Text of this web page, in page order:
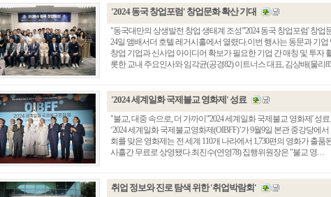
'2024 동국 창업포럼' 창업문화 확산 기대
"동국대만의 상생발전 창업 생태계 조성"'2024 동국 창업포럼' 창업
24일 앰배서더 호텔 레거시홀에서 열렸다.이번 행사는 동문과 기
창업 기업과 신사업 아이디어 확보가 필요한 기업 간 매칭 및 투자
롯한 교내 주요인사와 임각균(공경82) 이트너스 대표, 김상배(물리
'2024 세계일화 국제불교 영화제' 성료
"불교, 대중 속으로, 더 가까이"'2024 세계일화 국제불교 영화제' 성
‘2024 세계일화 국제불교영화제(OIBFF)’가 9월9일 본관 중강당에
회를 맞은 영화제는 전 세계 110개 나라에서 1,730편의 영화가 출품
사흘간 무료로 상영됐다.최진수(연영78) 집행위원장은 "불교 영. . .
취업 정보와 진로 탐색 위한 '취업박람회'